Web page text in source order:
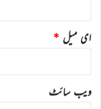
ای میل *
ویب‌ سائٹ